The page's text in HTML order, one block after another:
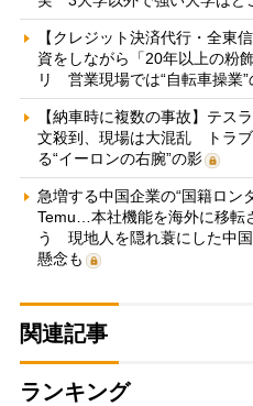
【クレジット決済代行・全東
資をしながら「20年以上の粉
リ 営業現場では“自転車操業
【納車時に複数の事故】テス
文殺到、現場は大混乱 トラ
る“イーロンの右腕”の影
急増する中国企業の“国籍ロン
Temu…本社機能を海外に移転
う 現地人を隠れ蓑にした中
懸念も
関連記事
ランキング